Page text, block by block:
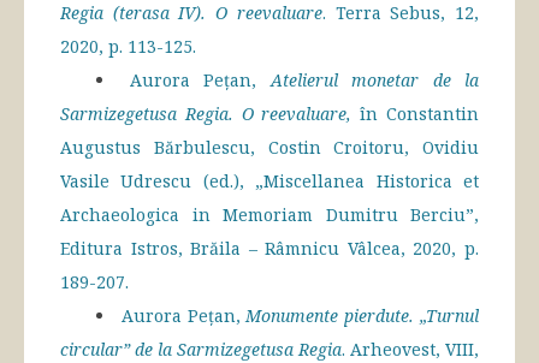
Regia (terasa IV). O reevaluare. Terra Sebus, 12,
2020, p. 113-125.
Aurora Pețan,Atelierul monetar de la
Sarmizegetusa Regia. O reevaluare,în Constantin
Augustus Bărbulescu, Costin Croitoru, Ovidiu
Vasile Udrescu (ed.), „Miscellanea Historica et
Archaeologica in Memoriam Dumitru Berciu”,
Editura Istros, Brăila – Râmnicu Vâlcea, 2020, p.
189-207.
Aurora Pețan,Monumente pierdute. „Turnul
circular” de la Sarmizegetusa Regia. Arheovest, VIII,